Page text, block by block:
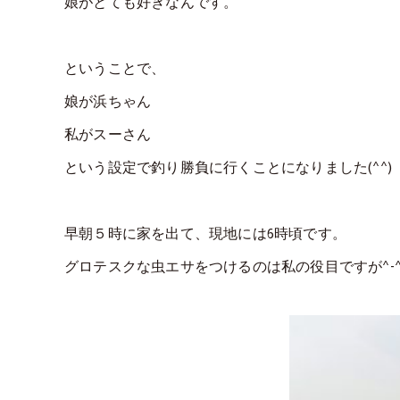
ということで、
娘が浜ちゃん
私がスーさん
という設定で釣り勝負に行くことになりました(^^)
早朝５時に家を出て、現地には6時頃です。
グロテスクな虫エサをつけるのは私の役目ですが^-